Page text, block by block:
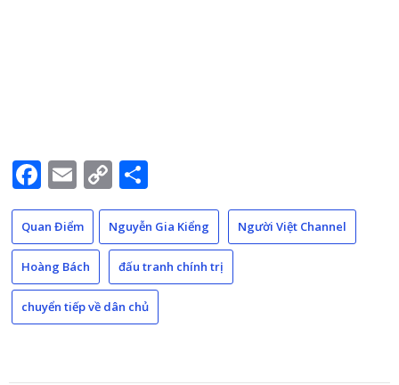
Facebook
Email
Copy
Link
Quan Điểm Nguyễn Gia Kiểng Người Việt Channel
Hoàng Bách đấu tranh chính trị
chuyển tiếp về dân chủ